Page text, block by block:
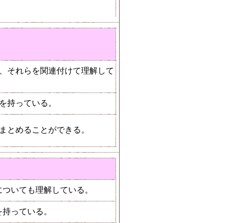
それらを関連付けて理解して
持っている。
とめることができる。
いても理解している。
っている。